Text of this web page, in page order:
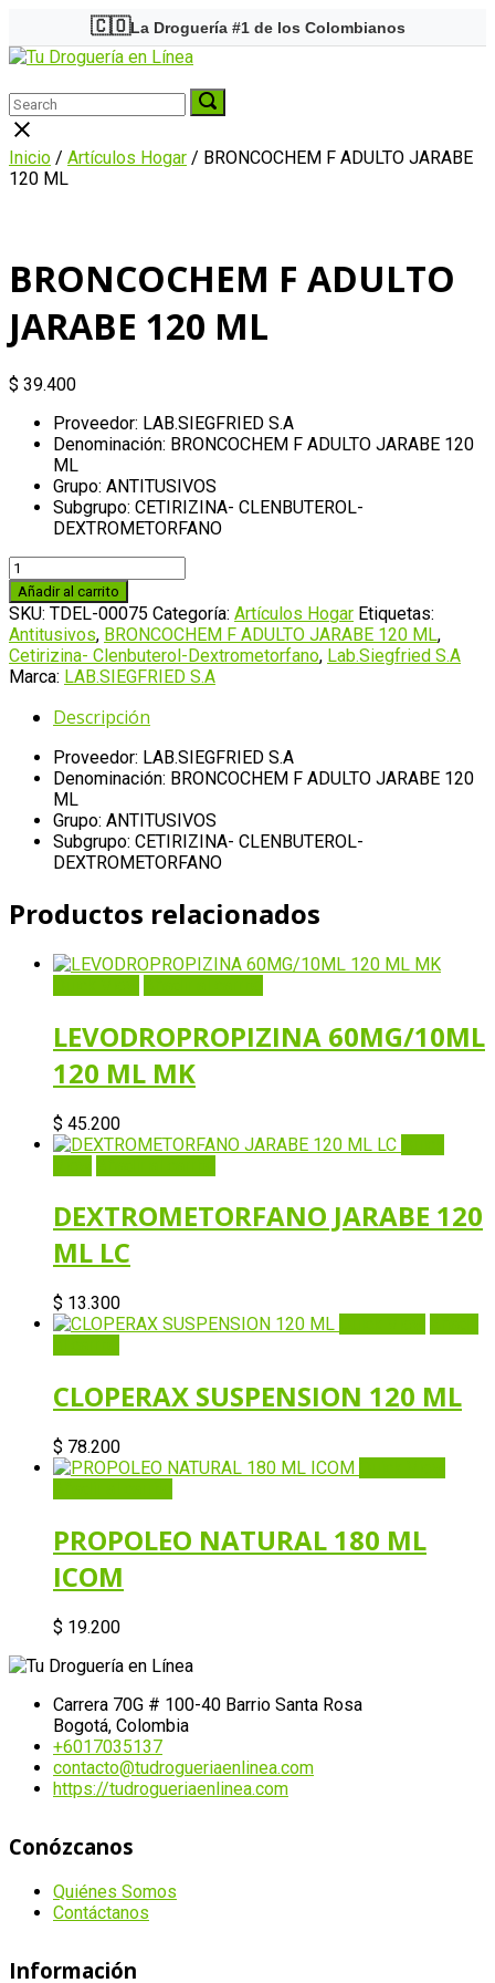
content
🇨🇴La Droguería #1 de los Colombianos
Home
Menu
Search
for:
Search
for:
Search
Close
search
bar
Inicio / Artículos Hogar / BRONCOCHEM F ADULTO JARABE
120 ML
BRONCOCHEM F ADULTO
JARABE 120 ML
$ 39.400
Proveedor: LAB.SIEGFRIED S.A
Denominación: BRONCOCHEM F ADULTO JARABE 120
ML
Grupo: ANTITUSIVOS
Subgrupo: CETIRIZINA- CLENBUTEROL-
DEXTROMETORFANO
BRONCOCHEM
F
ADULTO
JARABE
120
ML
cantidad
Añadir al carrito
SKU: TDEL-00075 Categoría: Artículos Hogar Etiquetas:
Antitusivos, BRONCOCHEM F ADULTO JARABE 120 ML,
Cetirizina- Clenbuterol-Dextrometorfano, Lab.Siegfried S.A
Marca: LAB.SIEGFRIED S.A
Descripción
Proveedor: LAB.SIEGFRIED S.A
Denominación: BRONCOCHEM F ADULTO JARABE 120
ML
Grupo: ANTITUSIVOS
Subgrupo: CETIRIZINA- CLENBUTEROL-
DEXTROMETORFANO
Productos relacionados
LEVODROPROPIZINA 60MG/10ML
120 ML MK
$ 45.200
DEXTROMETORFANO JARABE 120
ML LC
$ 13.300
CLOPERAX SUSPENSION 120 ML
$ 78.200
PROPOLEO NATURAL 180 ML
ICOM
$ 19.200
Carrera 70G # 100-40 Barrio Santa Rosa
Bogotá, Colombia
+6017035137
contacto@tudrogueriaenlinea.com
https://tudrogueriaenlinea.com
Conózcanos
Quiénes Somos
Contáctanos
Información